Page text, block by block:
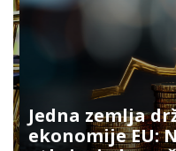
Jedna zemlja
ekonomije EU: